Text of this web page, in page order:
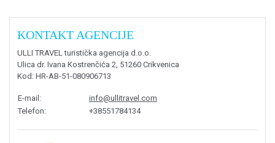
KONTAKT AGENCIJE
ULLI TRAVEL turistička agencija d.o.o.
Ulica dr. Ivana Kostrenčića 2, 51260 Crikvenica
Kod : HR-AB-51-080906713
E-mail :
info@ullitravel.com
Telefon: +38551784134